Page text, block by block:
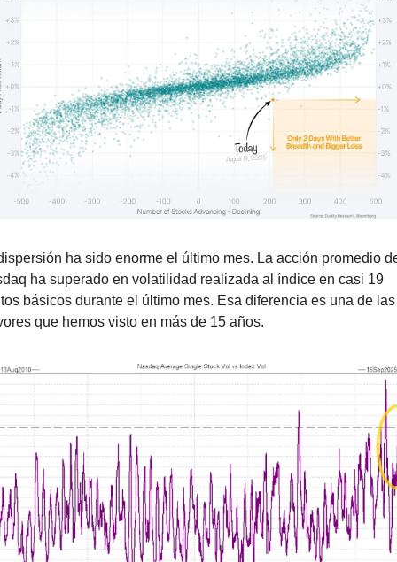
ha sido enorme el último mes. La acción promedio
ha superado en volatilidad realizada al índice en casi 19
básicos durante el último mes. Esa diferencia es una de las
que hemos visto en más de 15 años.